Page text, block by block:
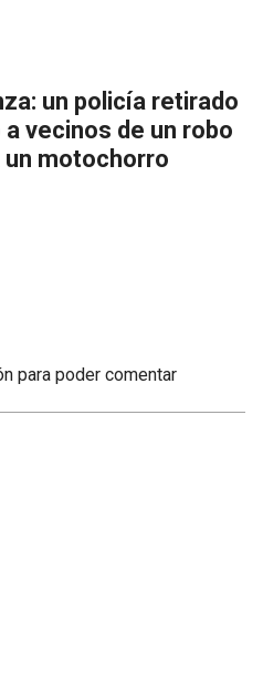
un policía retirado
vecinos de un robo
un motochorro
para poder comentar